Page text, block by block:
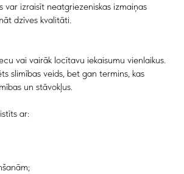
var izraisīt neatgriezeniskas izmaiņas
dzīves kvalitāti.
vai vairāk locītavu iekaisumu vienlaikus.
slimības veids, bet gan termins, kas
un stāvokļus.
ar: